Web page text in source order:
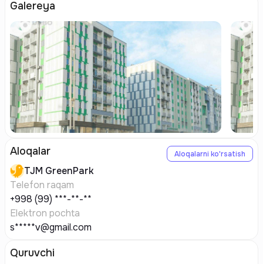
Galereya
Aloqalar Aloqalarni ko'rsatish
TJM GreenPark
Telefon raqam
+998 (99) ***-**-**
Elektron pochta
s*****v@gmail.com
Quruvchi